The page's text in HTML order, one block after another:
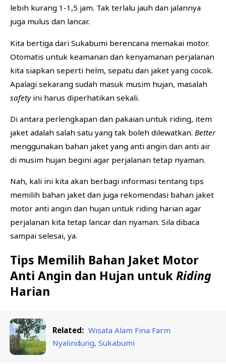
lebih kurang 1-1,5 jam. Tak terlalu jauh dan jalannya
juga mulus dan lancar.
Kita bertiga dari Sukabumi berencana memakai motor.
Otomatis untuk keamanan dan kenyamanan perjalanan
kita siapkan seperti helm, sepatu dan jaket yang cocok.
Apalagi sekarang sudah masuk musim hujan, masalah
safetyini harus diperhatikan sekali.
Di antara perlengkapan dan pakaian untuk riding, item
jaket adalah salah satu yang tak boleh dilewatkan. Better
menggunakan bahan jaket yang anti angin dan anti air
di musim hujan begini agar perjalanan tetap nyaman.
Nah, kali ini kita akan berbagi informasi tentang tips
memilih bahan jaket dan juga rekomendasi bahan jaket
motor anti angin dan hujan untuk riding harian agar
perjalanan kita tetap lancar dan nyaman. Sila dibaca
sampai selesai, ya.
Tips Memilih Bahan Jaket Motor
Anti Angin dan Hujan untukRiding
Harian
Related: Wisata Alam Fina Farm
Nyalindung, Sukabumi